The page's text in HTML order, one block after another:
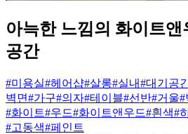
아늑한 느낌의 화이트앤
공간
#미용실#헤어샵#살롱#실내#대기공
벽면#가구#의자#테이블#선반#거울#
#화이트#우드#화이트앤우드#흰색#
#고동색#페인트